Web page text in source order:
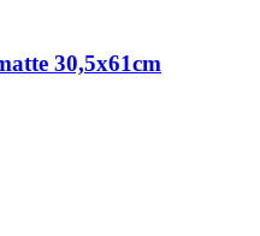
30,5x61cm